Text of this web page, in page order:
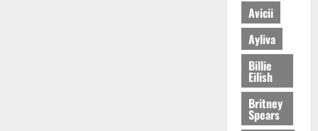
Avicii
Ayliva
Billie
Eilish
Britney
Spears